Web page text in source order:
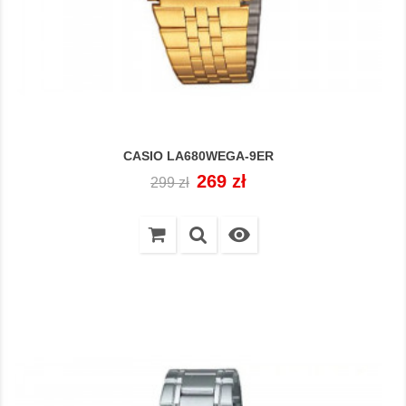
CASIO LA680WEGA-9ER
Cena
299 zł Cena
269 zł
